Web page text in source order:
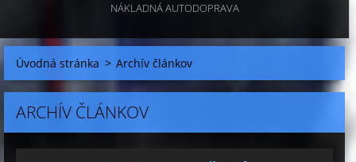
NÁKLADNÁ AUTODOPRAVA
Úvodná stránka > Archív článkov
ARCHÍV ČLÁNKOV